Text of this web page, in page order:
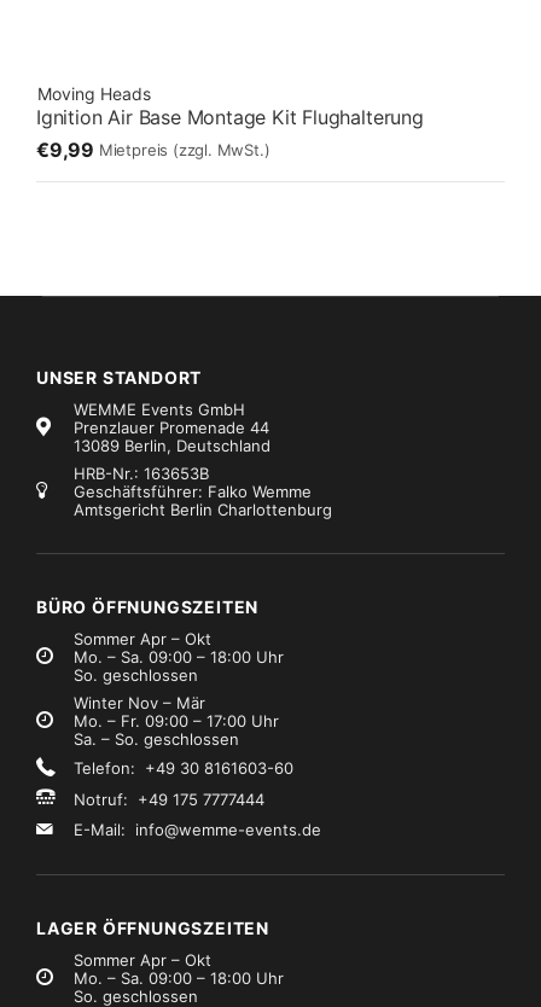
Moving Heads
Ignition Air Base Montage Kit Flughalterung
€9,99 Mietpreis (zzgl. MwSt.)
UNSER STANDORT
WEMME Events GmbH
Prenzlauer Promenade 44
13089 Berlin, Deutschland
HRB-Nr.: 163653B
Geschäftsführer: Falko Wemme
Amtsgericht Berlin Charlottenburg
BÜRO ÖFFNUNGSZEITEN
Sommer Apr – Okt
Mo. – Sa. 09:00 – 18:00 Uhr
So. geschlossen
Winter Nov – Mär
Mo. – Fr. 09:00 – 17:00 Uhr
Sa. – So. geschlossen
Telefon: +49 30 8161603-60
Notruf: +49 175 7777444
E-Mail: info@wemme-events.de
LAGER ÖFFNUNGSZEITEN
Sommer Apr – Okt
Mo. – Sa. 09:00 – 18:00 Uhr
So. geschlossen